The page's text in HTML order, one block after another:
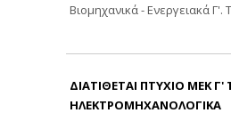
Βιομηχανικά - Ενεργειακά Γ'.
ΔΙΑΤΙΘΕΤΑΙ ΠΤΥΧΙΟ ΜΕΚ Γ'
ΗΛΕΚΤΡΟΜΗΧΑΝΟΛΟΓΙΚΑ